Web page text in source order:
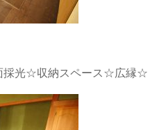
採光☆収納スペース☆広縁☆